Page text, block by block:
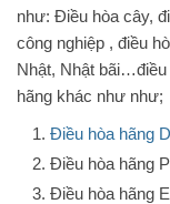
như: Điều hòa cây,
công nghiệp , điều
Nhật, Nhật bãi…điều
hãng khác như như;
Điều hòa hãng
Điều hòa hãng
Điều hòa hãng